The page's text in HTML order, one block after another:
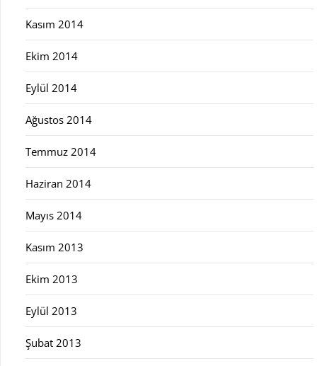
Kasım 2014
Ekim 2014
Eylül 2014
Ağustos 2014
Temmuz 2014
Haziran 2014
Mayıs 2014
Kasım 2013
Ekim 2013
Eylül 2013
Şubat 2013